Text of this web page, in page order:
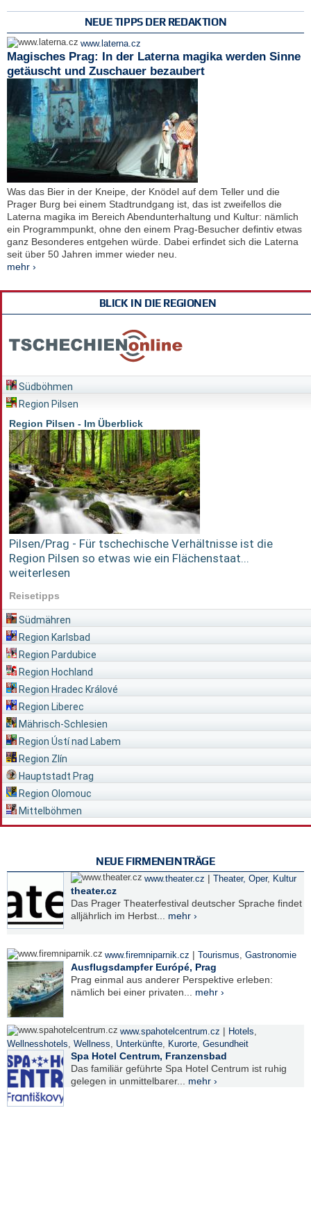
NEUE TIPPS DER REDAKTION
www.laterna.cz
Magisches Prag: In der Laterna magika werden Sinne
getäuscht und Zuschauer bezaubert
Was das Bier in der Kneipe, der Knödel auf dem Teller und die
Prager Burg bei einem Stadtrundgang ist, das ist zweifellos die
Laterna magika im Bereich Abendunterhaltung und Kultur: nämlich
ein Programmpunkt, ohne den einem Prag-Besucher defintiv etwas
ganz Besonderes entgehen würde. Dabei erfindet sich die Laterna
seit über 50 Jahren immer wieder neu.
mehr ›
BLICK IN DIE REGIONEN
Südböhmen
Region Pilsen
Region Pilsen - Im Überblick
Pilsen/Prag - Für tschechische Verhältnisse ist die
Region Pilsen so etwas wie ein Flächenstaat...
weiterlesen
Reisetipps
Südmähren
Region Karlsbad
Region Pardubice
Region Hochland
Region Hradec Králové
Region Liberec
Mährisch-Schlesien
Region Ústí nad Labem
Region Zlín
Hauptstadt Prag
Region Olomouc
Mittelböhmen
NEUE FIRMENEINTRÄGE
www.theater.cz | Theater, Oper, Kultur
theater.cz
Das Prager Theaterfestival deutscher Sprache findet
alljährlich im Herbst... mehr ›
www.firemniparnik.cz | Tourismus, Gastronomie
Ausflugsdampfer Európé, Prag
Prag einmal aus anderer Perspektive erleben:
nämlich bei einer privaten... mehr ›
www.spahotelcentrum.cz | Hotels,
Wellnesshotels, Wellness, Unterkünfte, Kurorte, Gesundheit
Spa Hotel Centrum, Franzensbad
Das familiär geführte Spa Hotel Centrum ist ruhig
gelegen in unmittelbarer... mehr ›